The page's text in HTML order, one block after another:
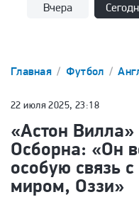
Вчера
Главная Футбол
22 июля 2025, 23:18
«Астон
Осборна: «Он
особую связь
миром, Оззи»